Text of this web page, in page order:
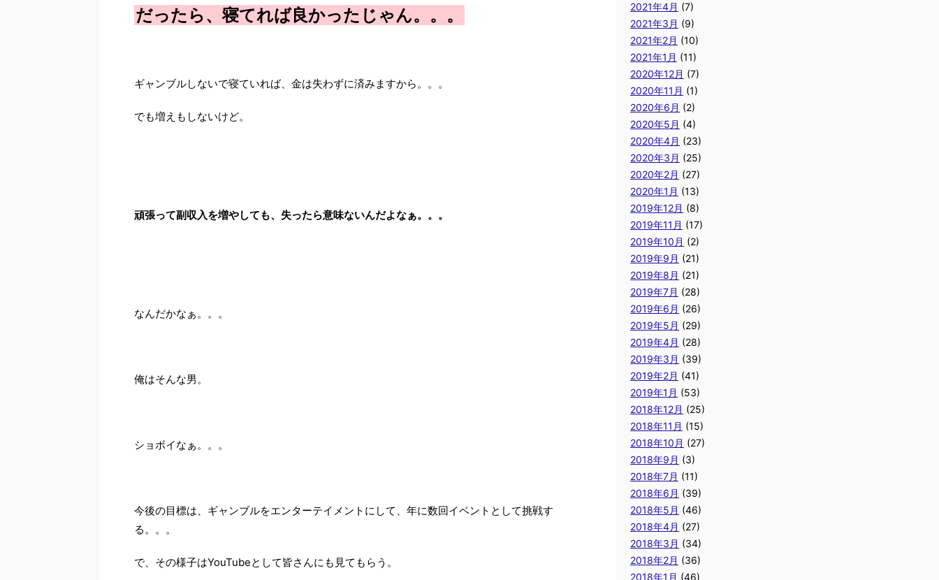
だったら、寝てれば良かったじゃん。。。
ギャンブルしないで寝ていれば、金は失わずに済みますから。。。
でも増えもしないけど。
頑張って副収入を増やしても、失ったら意味ないんだよなぁ。。。
なんだかなぁ。。。
俺はそんな男。
ショボイなぁ。。。
今後の目標は、ギャンブルをエンターテイメントにして、年に数回イベントとして挑戦す
る。。。
で、その様子はYouTubeとして皆さんにも見てもらう。
2021年4月 (7)
2021年3月 (9)
2021年2月 (10)
2021年1月 (11)
2020年12月 (7)
2020年11月 (1)
2020年6月 (2)
2020年5月 (4)
2020年4月 (23)
2020年3月 (25)
2020年2月 (27)
2020年1月 (13)
2019年12月 (8)
2019年11月 (17)
2019年10月 (2)
2019年9月 (21)
2019年8月 (21)
2019年7月 (28)
2019年6月 (26)
2019年5月 (29)
2019年4月 (28)
2019年3月 (39)
2019年2月 (41)
2019年1月 (53)
2018年12月 (25)
2018年11月 (15)
2018年10月 (27)
2018年9月 (3)
2018年7月 (11)
2018年6月 (39)
2018年5月 (46)
2018年4月 (27)
2018年3月 (34)
2018年2月 (36)
2018年1月 (46)